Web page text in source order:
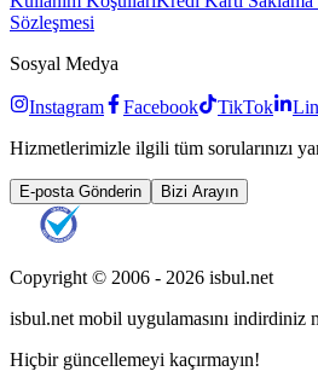
Sözleşmesi
Sosyal Medya
Instagram Facebook TikTok
Hizmetlerimizle ilgili tüm sorularınızı
E-posta Gönderin Bizi Arayın
Copyright © 2006 - 2026 isbul.net
isbul.net mobil uygulamasını indirdiniz
Hiçbir güncellemeyi kaçırmayın!